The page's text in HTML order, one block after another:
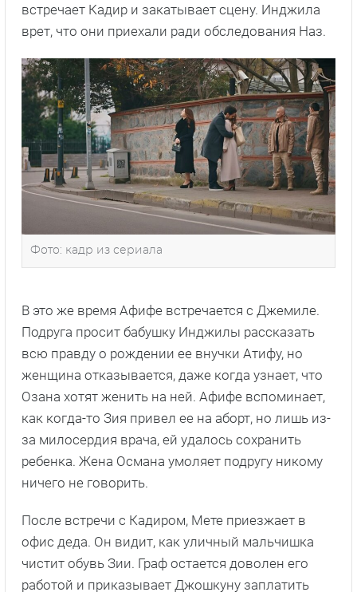
встречает Кадир и закатывает сцену. Инджила
врет, что они приехали ради обследования Наз.
Фото: кадр из сериала
В это же время Афифе встречается с Джемиле.
Подруга просит бабушку Инджилы рассказать
всю правду о рождении ее внучки Атифу, но
женщина отказывается, даже когда узнает, что
Озана хотят женить на ней. Афифе вспоминает,
как когда-то Зия привел ее на аборт, но лишь из-
за милосердия врача, ей удалось сохранить
ребенка. Жена Османа умоляет подругу никому
ничего не говорить.
После встречи с Кадиром, Мете приезжает в
офис деда. Он видит, как уличный мальчишка
чистит обувь Зии. Граф остается доволен его
работой и приказывает Джошкуну заплатить